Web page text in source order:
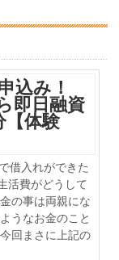
込み！
即日融資
【体験
借入れができた
活費がどうして
の事は両親にな
うなお金のこと
回まさに上記の